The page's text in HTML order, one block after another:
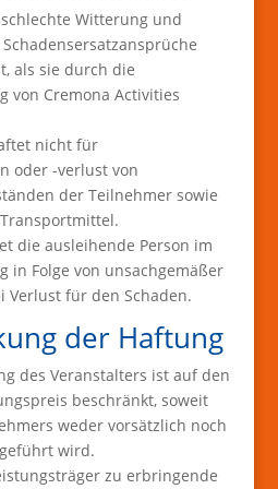
schlechte Witterung und
als sie durch die
von Cremona Activities
nicht für
oder -verlust von
der Teilnehmer sowie
die ausleihende Person im
in Folge von unsachgemäßer
Verlust für den Schaden.
der Haftung
des Veranstalters ist auf den
beschränkt, soweit
weder vorsätzlich noch
wird.
zu erbringende